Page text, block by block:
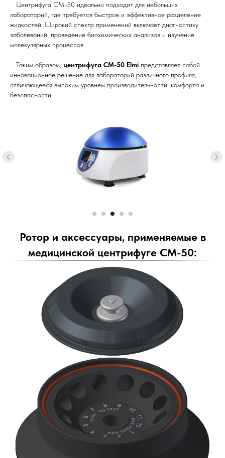
Центрифуга CM-50 идеально подходит для небольших
лабораторий, где требуется быстрое и эффективное разделение
жидкостей. Широкий спектр применений включает диагностику
заболеваний, проведение биохимических анализов и изучение
молекулярных процессов.
Таким образом, центрифуга CM-50 Elmi представляет собой
инновационное решение для лабораторий различного профиля,
отличающееся высоким уровнем производительности, комфорта и
безопасности.
Ротор и аксессуары, применяемые в
медицинской центрифуге СМ-50: